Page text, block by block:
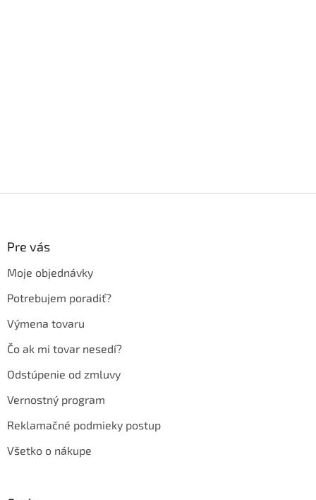
Pre vás
Moje objednávky
Potrebujem poradiť?
Výmena tovaru
Čo ak mi tovar nesedí?
Odstúpenie od zmluvy
Vernostný program
Reklamačné podmieky postup
Všetko o nákupe